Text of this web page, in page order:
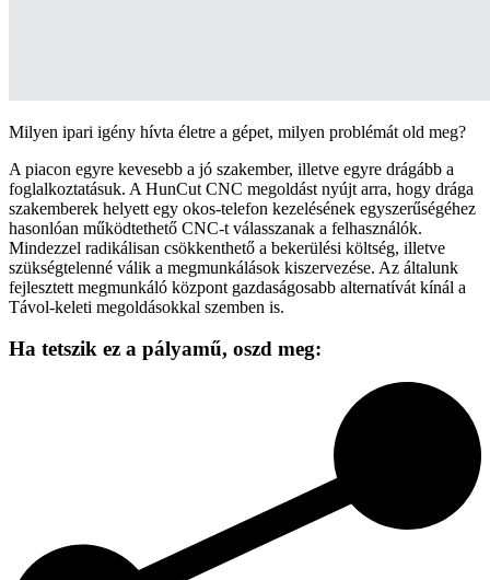
Milyen ipari igény hívta életre a gépet, milyen problémát old meg?
A piacon egyre kevesebb a jó szakember, illetve egyre drágább a
foglalkoztatásuk. A HunCut CNC megoldást nyújt arra, hogy drága
szakemberek helyett egy okos-telefon kezelésének egyszerűségéhez
hasonlóan működtethető CNC-t válasszanak a felhasználók.
Mindezzel radikálisan csökkenthető a bekerülési költség, illetve
szükségtelenné válik a megmunkálások kiszervezése. Az általunk
fejlesztett megmunkáló központ gazdaságosabb alternatívát kínál a
Távol-keleti megoldásokkal szemben is.
Ha tetszik ez a pályamű, oszd meg: